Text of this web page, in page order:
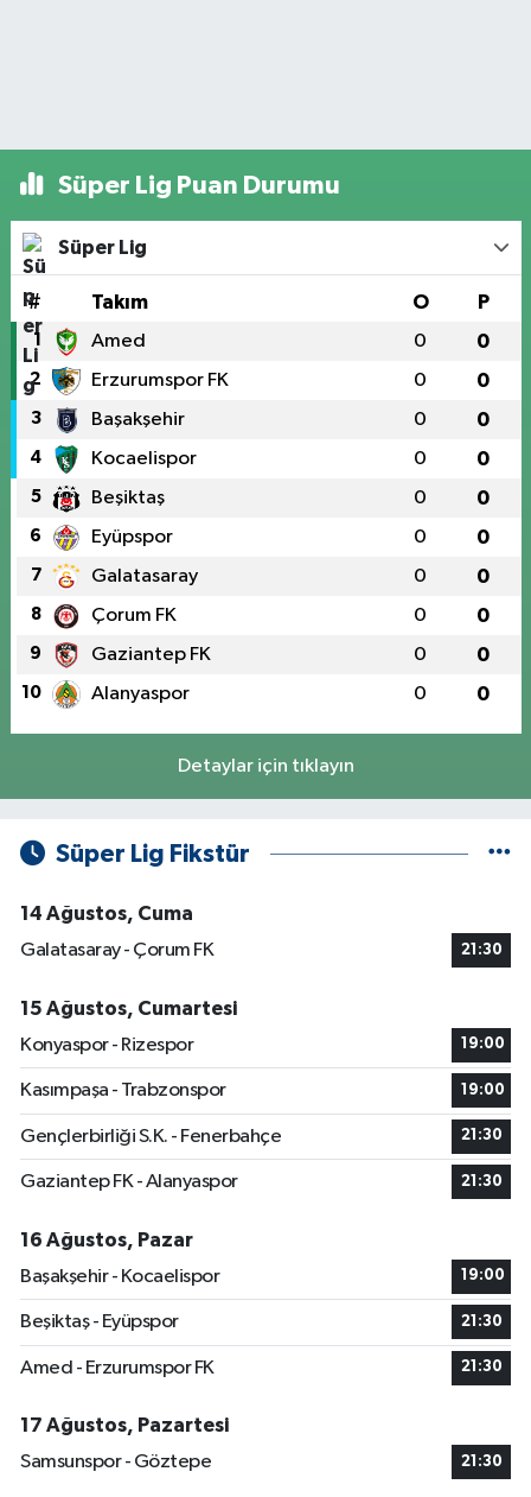
Süper Lig Puan Durumu
Süper Lig
# Takım O P
1 Amed 0 0
2 Erzurumspor FK 0 0
3 Başakşehir 0 0
4 Kocaelispor 0 0
5 Beşiktaş 0 0
6 Eyüpspor 0 0
7 Galatasaray 0 0
8 Çorum FK 0 0
9 Gaziantep FK 0 0
10 Alanyaspor 0 0
Detaylar için tıklayın
Süper Lig Fikstür
14 Ağustos, Cuma
Galatasaray - Çorum FK
21:30
15 Ağustos, Cumartesi
Konyaspor - Rizespor
19:00
Kasımpaşa - Trabzonspor 19:00
Gençlerbirliği S.K. - Fenerbahçe 21:30
Gaziantep FK - Alanyaspor 21:30
16 Ağustos, Pazar
Başakşehir - Kocaelispor
19:00
Beşiktaş - Eyüpspor 21:30
Amed - Erzurumspor FK 21:30
17 Ağustos, Pazartesi
Samsunspor - Göztepe
21:30